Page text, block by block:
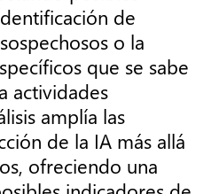
de
o la
que se sabe
actividades
amplía las
de la IA más allá
ofreciendo una